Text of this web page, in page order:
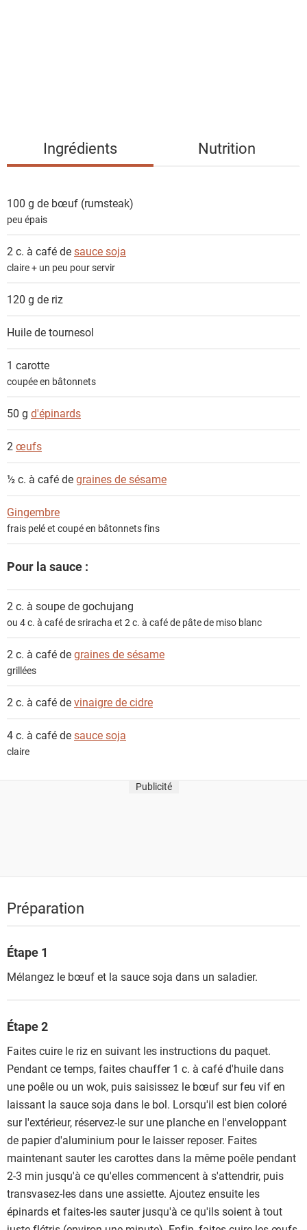
e
n
t
Ingrédients Nutrition
100 g de bœuf (rumsteak)
peu épais
2 c. à café desauce soja
claire + un peu pour servir
120 g de riz
Huile de tournesol
1 carotte
coupée en bâtonnets
50 g d'épinards
2 œufs
½ c. à café degraines de sésame
Gingembre
frais pelé et coupé en bâtonnets fins
Pour la sauce :
2 c. à soupe degochujang
ou 4 c. à café de sriracha et 2 c. à café de pâte de miso blanc
2 c. à café degraines de sésame
grillées
2 c. à café devinaigre de cidre
4 c. à café desauce soja
claire
Publicité
Préparation
Étape 1
Mélangez le bœuf et la sauce soja dans un saladier.
Étape 2
Faites cuire le riz en suivant les instructions du paquet.
Pendant ce temps, faites chauffer 1 c. à café d'huile dans
une poêle ou un wok, puis saisissez le bœuf sur feu vif en
laissant la sauce soja dans le bol. Lorsqu'il est bien coloré
sur l'extérieur, réservez-le sur une planche en l'enveloppant
de papier d'aluminium pour le laisser reposer. Faites
maintenant sauter les carottes dans la même poêle pendant
2-3 min jusqu'à ce qu'elles commencent à s'attendrir, puis
transvasez-les dans une assiette. Ajoutez ensuite les
épinards et faites-les sauter jusqu'à ce qu'ils soient à tout